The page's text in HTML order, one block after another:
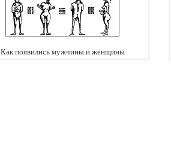
Как появились мужчины и женщины